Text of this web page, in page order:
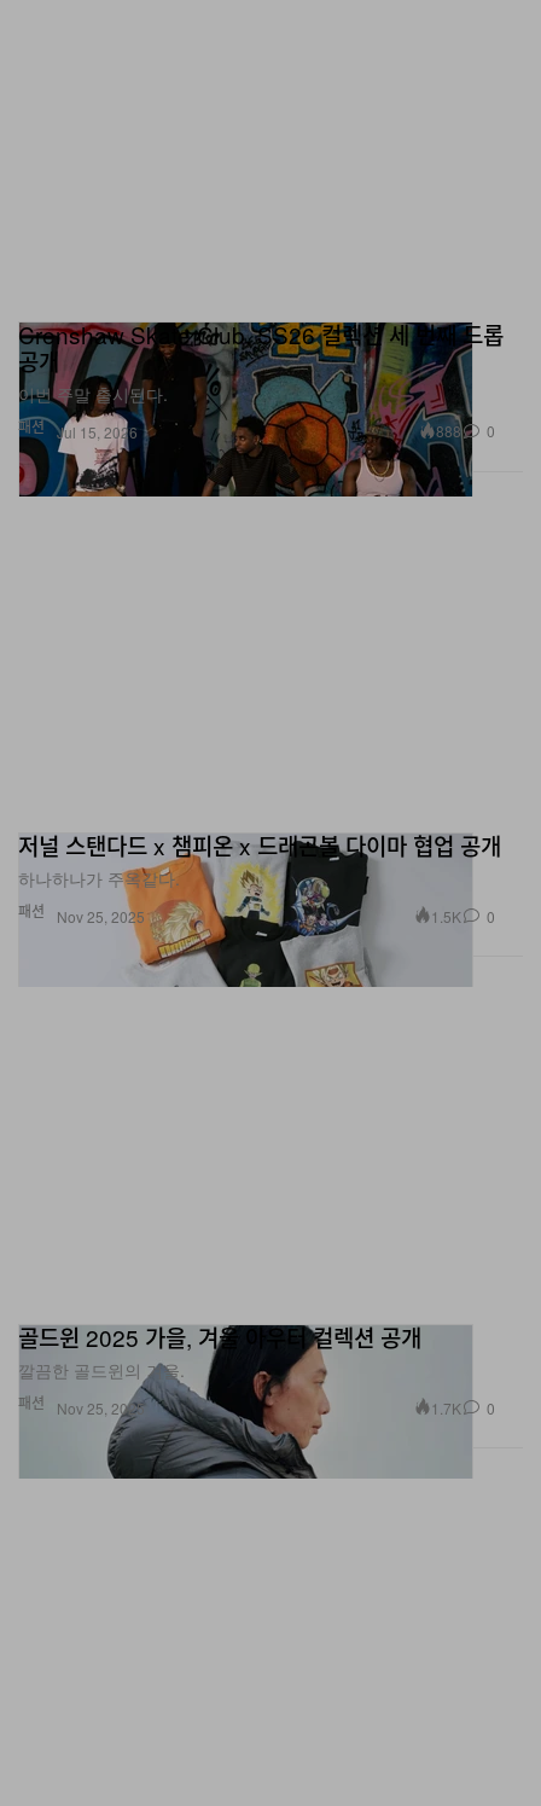
패션
Crenshaw Skate Club, SS26 컬렉션 세 번째 드롭
공개
이번 주말 출시된다.
Jul 15, 2026 888 0
패션
저널 스탠다드 x 챔피온 x 드래곤볼 다이마 협업 공개
하나하나가 주옥같다.
Nov 25, 2025 1.5K 0
패션
골드윈 2025 가을, 겨울 아우터 컬렉션 공개
깔끔한 골드윈의 겨울.
Nov 25, 2025 1.7K 0